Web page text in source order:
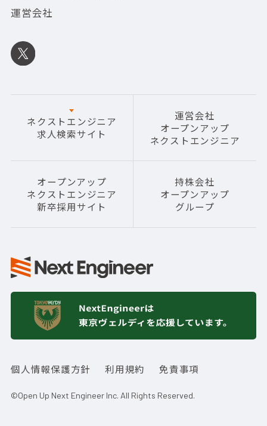
運営会社
ネクストエンジニア
求人検索サイト
運営会社
オープンアップ
ネクストエンジニア
オープンアップ
ネクストエンジニア
新卒採用サイト
持株会社
オープンアップ
グループ
個人情報保護方針 利用規約 免責事項
©Open Up Next Engineer Inc. All Rights Reserved.